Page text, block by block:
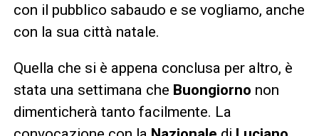
con il pubblico sabaudo e se vogliamo, anche
con la sua città natale.
Quella che si è appena conclusa per altro, è
stata una settimana che Buongiorno non
dimenticherà tanto facilmente. La